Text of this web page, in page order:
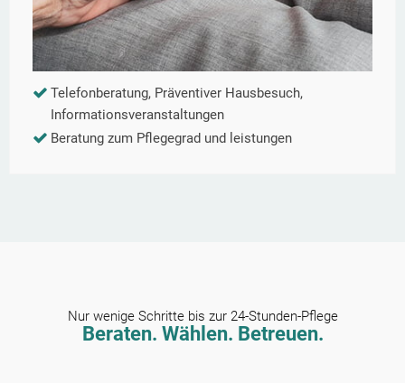
Telefonberatung, Präventiver Hausbesuch,
Informationsveranstaltungen
Beratung zum Pflegegrad und leistungen
Nur wenige Schritte bis zur 24-Stunden-Pflege
Beraten. Wählen. Betreuen.